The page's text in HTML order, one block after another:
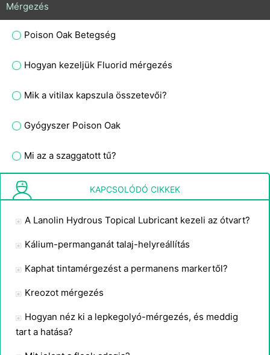
Mérgezés
Poison Oak Betegség
Hogyan kezeljük Fluorid mérgezés
Mik a vitilax kapszula összetevői?
Gyógyszer Poison Oak
Mi az a szaggatott tű?
A radioaktív sugárzás hatásának Fotók
KAPCSOLÓDÓ CIKKEK
A Lanolin Hydrous Topical Lubricant kezeli az ótvart?
Kálium-permanganát talaj-helyreállítás
Kaphat tintamérgezést a permanens markertől?
Kreozot mérgezés
Hogyan néz ki a lepkegolyó-mérgezés, és meddig
tart a hatása?